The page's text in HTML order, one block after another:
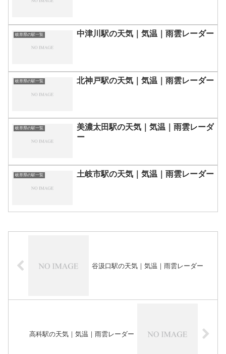
岐阜県の駅一覧 中津川駅の天気｜気温｜雨雲レーダー
岐阜県の駅一覧 北神戸駅の天気｜気温｜雨雲レーダー
岐阜県の駅一覧
美濃太田駅の天気｜気温｜雨雲レーダ
ー
岐阜県の駅一覧 土岐市駅の天気｜気温｜雨雲レーダー
谷汲口駅の天気｜気温｜雨雲レーダー
高科駅の天気｜気温｜雨雲レーダー